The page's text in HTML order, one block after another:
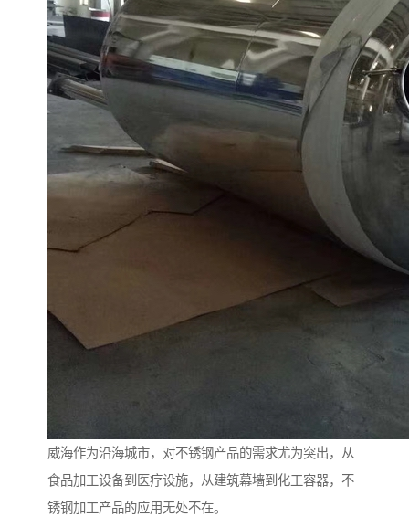
威海作为沿海城市，对不锈钢产品的需求尤为突出，从
食品加工设备到医疗设施，从建筑幕墙到化工容器，不
锈钢加工产品的应用无处不在。